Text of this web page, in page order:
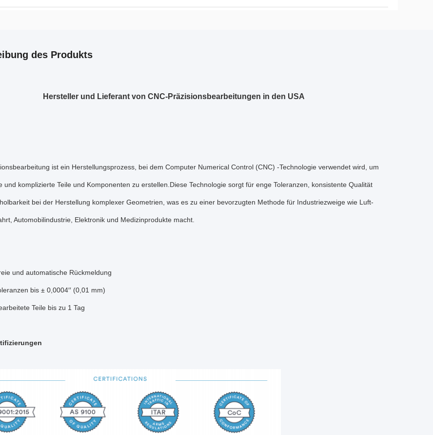
des Produkts
Hersteller und Lieferant von CNC-Präzisionsbearbeitungen in den USA
ist ein Herstellungsprozess, bei dem Computer Numerical Control (CNC) -Technologie verwendet wird, um
und komplizierte Teile und Komponenten zu erstellen.Diese Technologie sorgt für enge Toleranzen, konsistente Qualität
bei der Herstellung komplexer Geometrien, was es zu einer bevorzugten Methode für Industriezweige wie Luft-
Automobilindustrie, Elektronik und Medizinprodukte macht.
und automatische Rückmeldung
bis ± 0,0004′′ (0,01 mm)
Teile bis zu 1 Tag